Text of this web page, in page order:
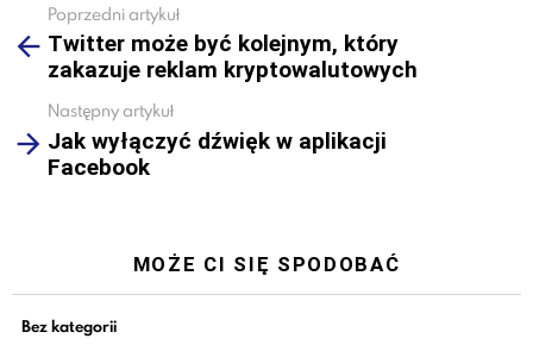
more
Poprzedni artykuł
Twitter może być kolejnym, który
zakazuje reklam kryptowalutowych
Następny artykuł
Jak wyłączyć dźwięk w aplikacji
Facebook
MOŻE CI SIĘ SPODOBAĆ
Bez kategorii